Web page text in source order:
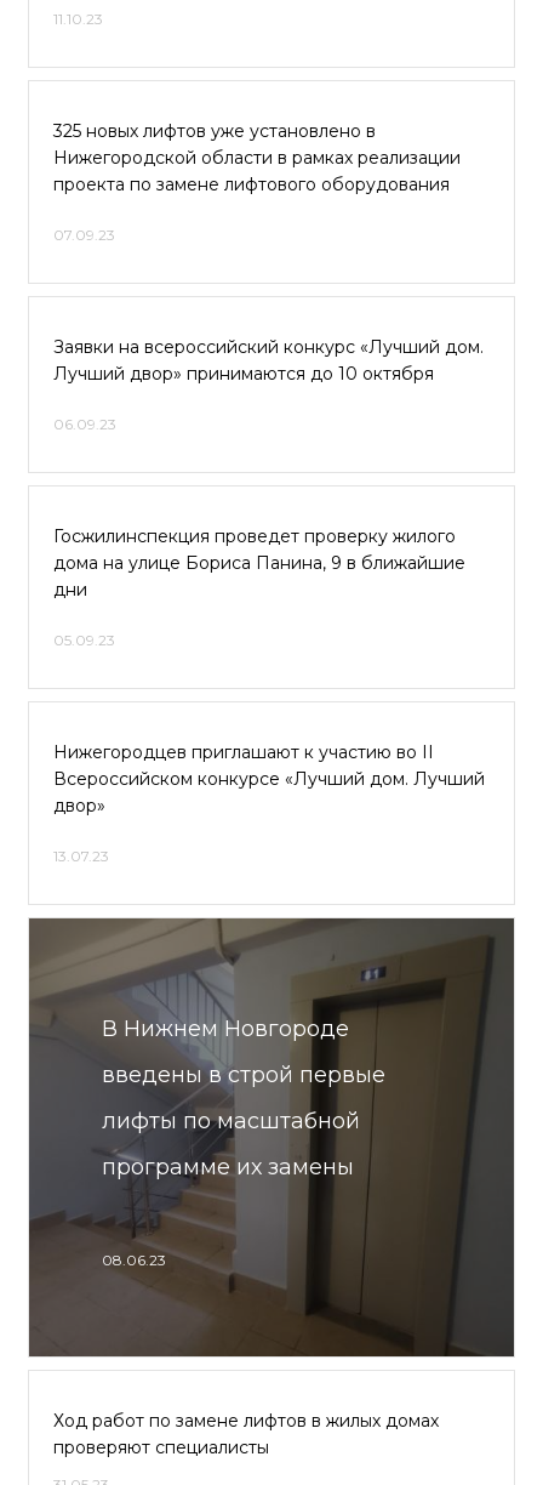
11.10.23
325 новых лифтов уже установлено в
Нижегородской области в рамках реализации
проекта по замене лифтового оборудования
07.09.23
Заявки на всероссийский конкурс «Лучший дом.
Лучший двор» принимаются до 10 октября
06.09.23
Госжилинспекция проведет проверку жилого
дома на улице Бориса Панина, 9 в ближайшие
дни
05.09.23
Нижегородцев приглашают к участию во II
Всероссийском конкурсе «Лучший дом. Лучший
двор»
13.07.23
В Нижнем Новгороде
введены в строй первые
лифты по масштабной
программе их замены
08.06.23
Ход работ по замене лифтов в жилых домах
проверяют специалисты